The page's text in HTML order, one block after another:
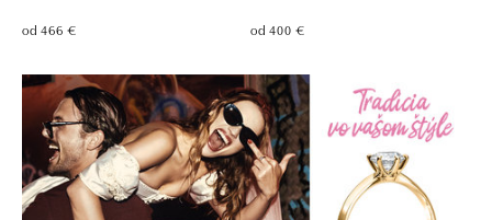
od 466 € od 400 €